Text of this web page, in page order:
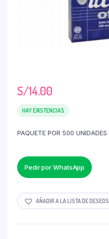
S/14.00
HAY EXISTENCIAS
PAQUETE POR 500 UNIDADES
Pedir por WhatsApp
AÑADIR A LA LISTA DE DESEOS